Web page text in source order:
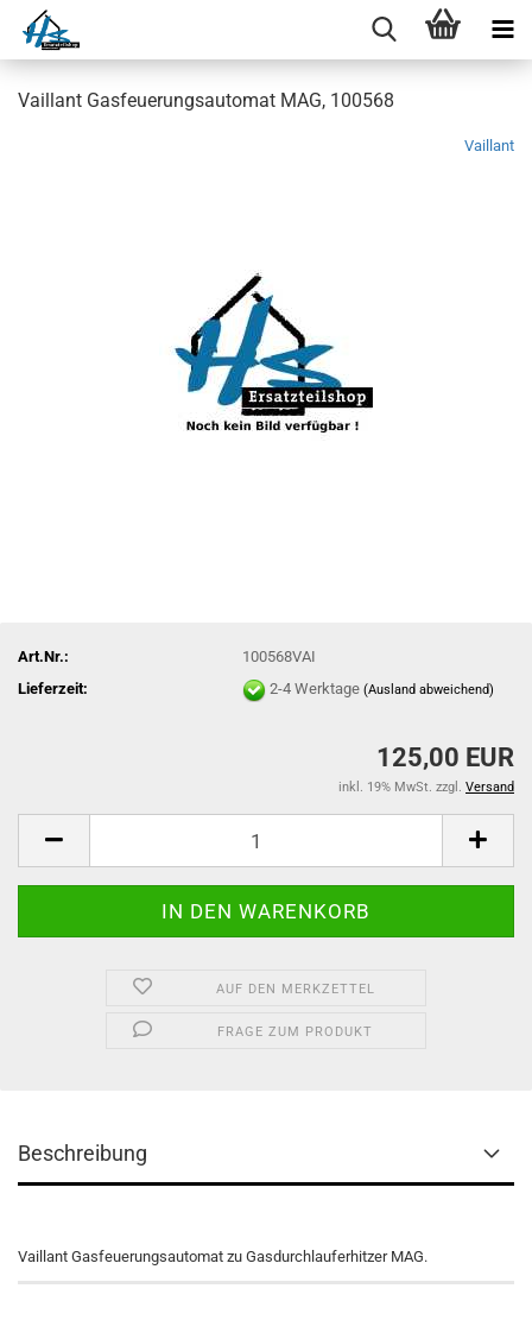
Vaillant Gasfeuerungsautomat MAG, 100568
Vaillant
Art.Nr.:
100568VAI
Lieferzeit:
2-4 Werktage(Ausland abweichend)
125,00 EUR
inkl. 19% MwSt. zzgl. Versand
AUF DEN MERKZETTEL
FRAGE ZUM PRODUKT
Beschreibung
Vaillant Gasfeuerungsautomat zu Gasdurchlauferhitzer MAG.